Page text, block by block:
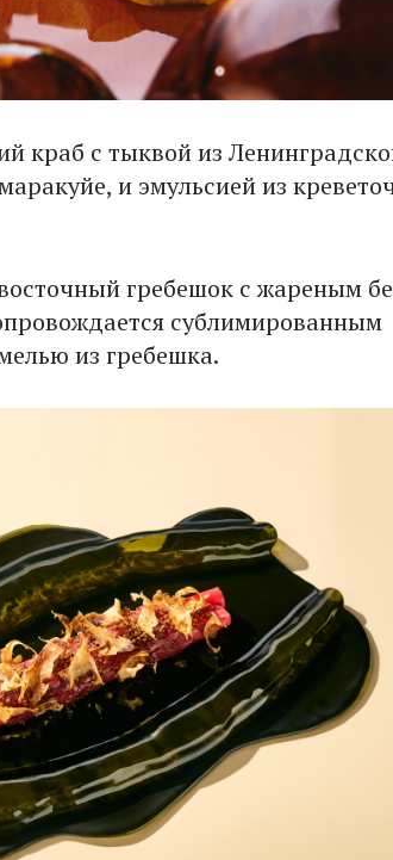
краб с тыквой из
и эмульсией из
гребешок с жареным
сублимированным
из гребешка.